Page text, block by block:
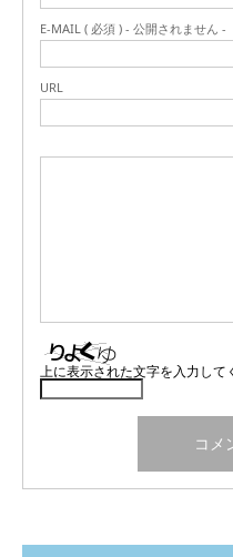
E-MAIL ( 必須 ) - 公開されません -
URL
上に表示された文字を入力して